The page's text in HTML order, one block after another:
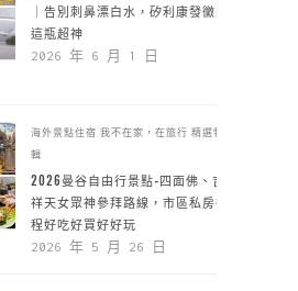
｜告別刺鼻漂白水，矽利康發黴靠
這瓶超神
2026 年 6 月 1 日
海外景點住宿 我不在家，在旅行 精選特
輯
2026曼谷自由行景點-四面佛、吉
祥天女眾神參拜路線，市區私房行
程好吃好買好好玩
2026 年 5 月 26 日